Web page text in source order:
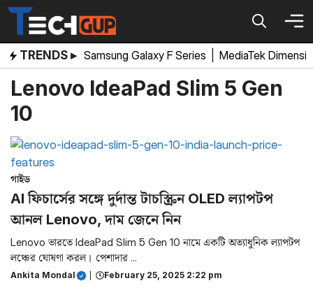
Skip
content
TRENDS ▸ Samsung Galaxy F Series MediaTek
Lenovo IdeaPad Slim 5 Gen
10
গাইড
AI ফিচার্সের সঙ্গে দুর্দান্ত টাচস্ক্রিন OLED ল্যাপটপ
আনল Lenovo, দাম জেনে নিন
Lenovo ভারতে IdeaPad Slim 5 Gen 10 নামে একটি অত্যাধুনিক ল্যাপটপ
লঞ্চের ঘোষণা করল। পেশাদার ...
Ankita Mondal February 25, 2025 2:22 pm